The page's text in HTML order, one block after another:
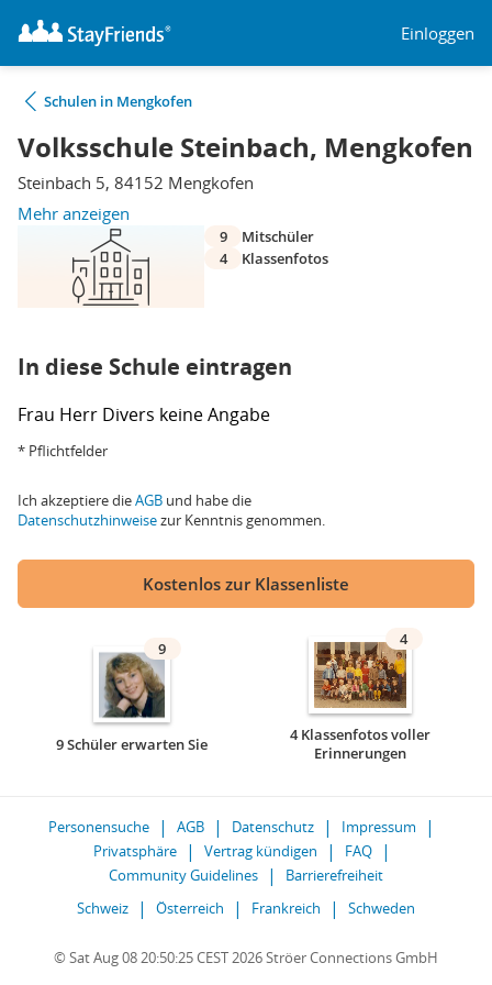
Einloggen
Schulen in Mengkofen
Volksschule Steinbach, Mengkofen
Steinbach 5, 84152 Mengkofen
Mehr anzeigen
9
Mitschüler
4
Klassenfotos
In diese Schule eintragen
Frau Herr Divers keine Angabe
* Pflichtfelder
Ich akzeptiere dieAGB und habe die
Datenschutzhinweisezur Kenntnis genommen.
Kostenlos zur Klassenliste
9
9 Schüler erwarten Sie
4
4 Klassenfotos voller
Erinnerungen
Personensuche AGB Datenschutz
Impressum
Privatsphäre
Vertrag kündigen
FAQ
Community Guidelines
Barrierefreiheit
Schweiz
Österreich Frankreich Schweden
© Sat Aug 08 20:50:25 CEST 2026 Ströer Connections GmbH